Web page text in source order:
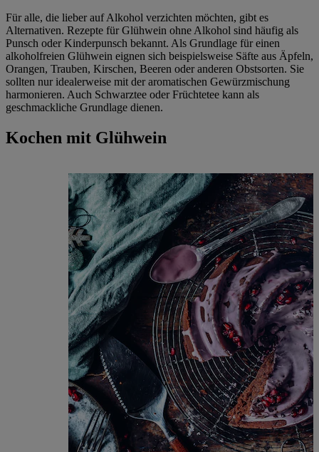
Für alle, die lieber auf Alkohol verzichten möchten, gibt es
Alternativen. Rezepte für Glühwein ohne Alkohol sind häufig als
Punsch oder Kinderpunsch bekannt. Als Grundlage für einen
alkoholfreien Glühwein eignen sich beispielsweise Säfte aus Äpfeln,
Orangen, Trauben, Kirschen, Beeren oder anderen Obstsorten. Sie
sollten nur idealerweise mit der aromatischen Gewürzmischung
harmonieren. Auch Schwarztee oder Früchtetee kann als
geschmackliche Grundlage dienen.
Kochen mit Glühwein